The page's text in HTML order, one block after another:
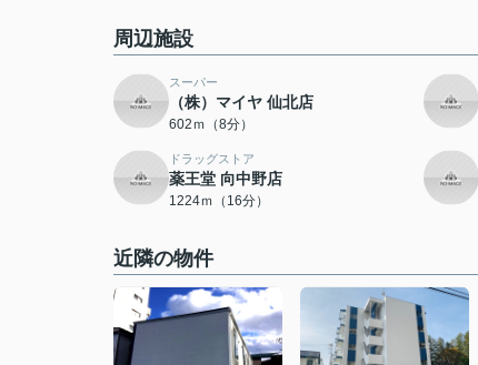
周辺施設
スーパー
（株）マイヤ 仙北店
602ｍ（8分）
ドラッグストア
薬王堂 向中野店
1224ｍ（16分）
近隣の物件